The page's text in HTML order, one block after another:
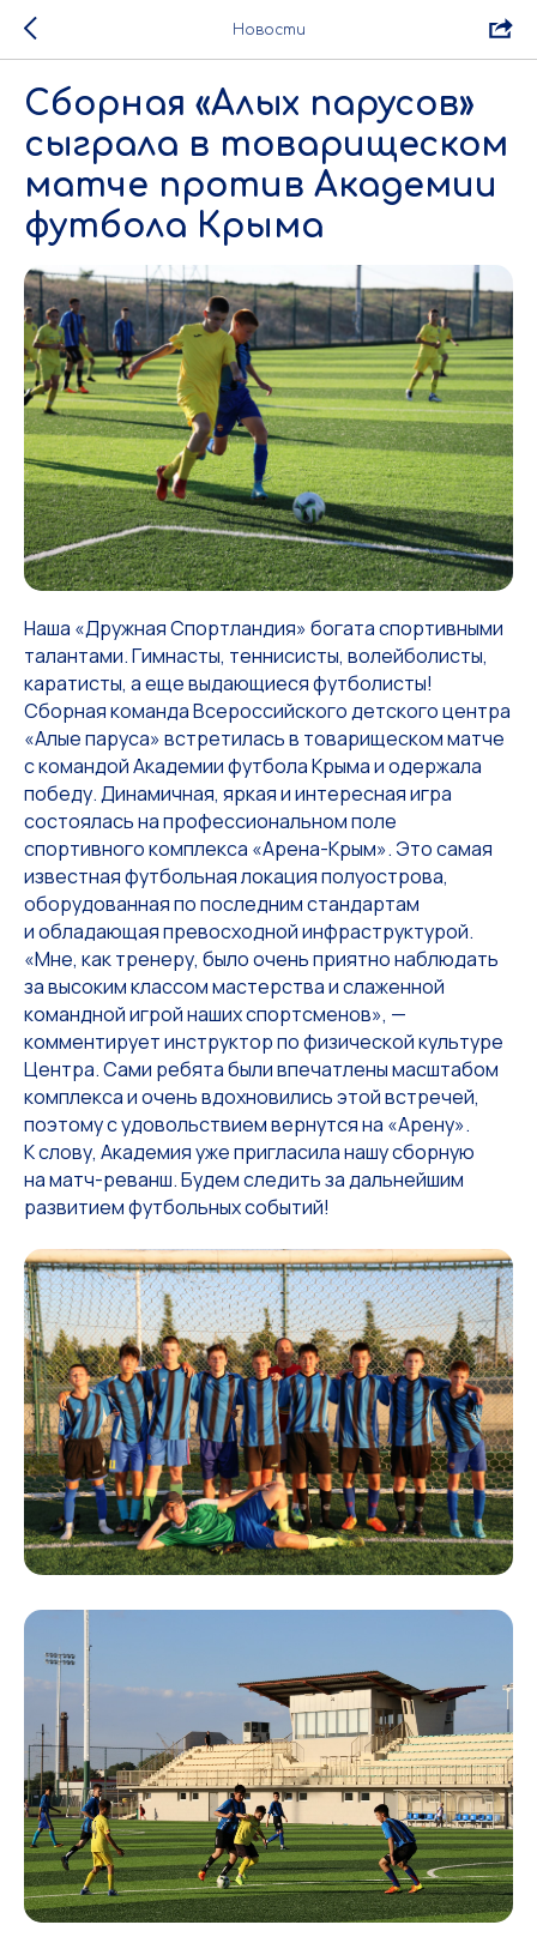
Новости
Сборная «Алых парусов»
сыграла в товарищеском
матче против Академии
футбола Крыма
Наша «Дружная Спортландия» богата спортивными
талантами. Гимнасты, теннисисты, волейболисты,
каратисты, а еще выдающиеся футболисты!
Сборная команда Всероссийского детского центра
«Алые паруса» встретилась в товарищеском матче
с командой Академии футбола Крыма и одержала
победу. Динамичная, яркая и интересная игра
состоялась на профессиональном поле
спортивного комплекса «Арена-Крым». Это самая
известная футбольная локация полуострова,
оборудованная по последним стандартам
и обладающая превосходной инфраструктурой.
«Мне, как тренеру, было очень приятно наблюдать
за высоким классом мастерства и слаженной
командной игрой наших спортсменов», —
комментирует инструктор по физической культуре
Центра. Сами ребята были впечатлены масштабом
комплекса и очень вдохновились этой встречей,
поэтому с удовольствием вернутся на «Арену».
К слову, Академия уже пригласила нашу сборную
на матч-реванш. Будем следить за дальнейшим
развитием футбольных событий!